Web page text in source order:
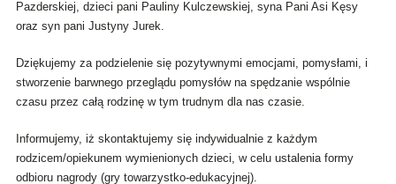
Pazderskiej, dzieci pani Pauliny Kulczewskiej, syna Pani Asi Kęsy
oraz syn pani Justyny Jurek.
Dziękujemy za podzielenie się pozytywnymi emocjami, pomysłami, i
stworzenie barwnego przeglądu pomysłów na spędzanie wspólnie
czasu przez całą rodzinę w tym trudnym dla nas czasie.
Informujemy, iż skontaktujemy się indywidualnie z każdym
rodzicem/opiekunem wymienionych dzieci, w celu ustalenia formy
odbioru nagrody (gry towarzystko-edukacyjnej).